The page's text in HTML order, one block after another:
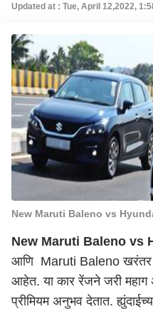
Updated at : Tue, April 12,2022,
New Maruti Baleno vs
New Maruti Baleno vs
आणि Maruti Baleno खरंतर या
आहेत. या कार रेंजने जरी महाग
प्रीमियम अनुभव देतात.